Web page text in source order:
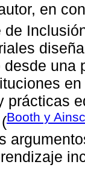
en
de
una
prácticas
Booth y